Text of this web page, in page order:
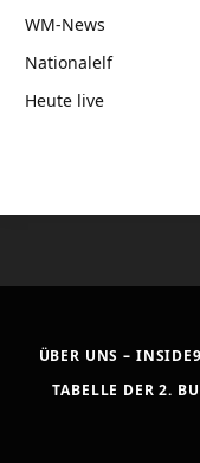
WM-News
Nationalelf
Heute live
ÜBER UNS –
TABELLE DER 2.